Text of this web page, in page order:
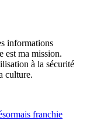
informations
est ma mission.
à la sécurité
culture.
franchie